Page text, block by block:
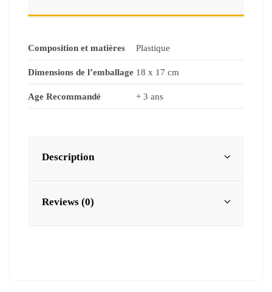
Composition et matières Plastique
Dimensions de l’emballage 18 x 17 cm
Age Recommandé + 3 ans
Description
Reviews (0)